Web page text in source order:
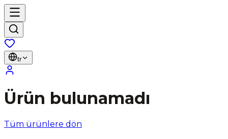
tr
Ürün bulunamadı
Tüm ürünlere dön